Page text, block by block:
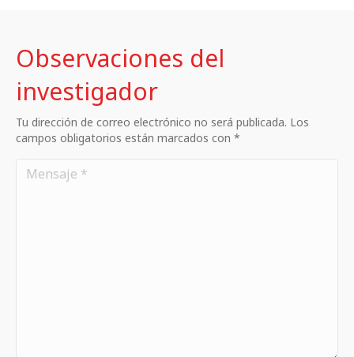
Observaciones del
investigador
Tu dirección de correo electrónico no será publicada. Los
campos obligatorios están marcados con *